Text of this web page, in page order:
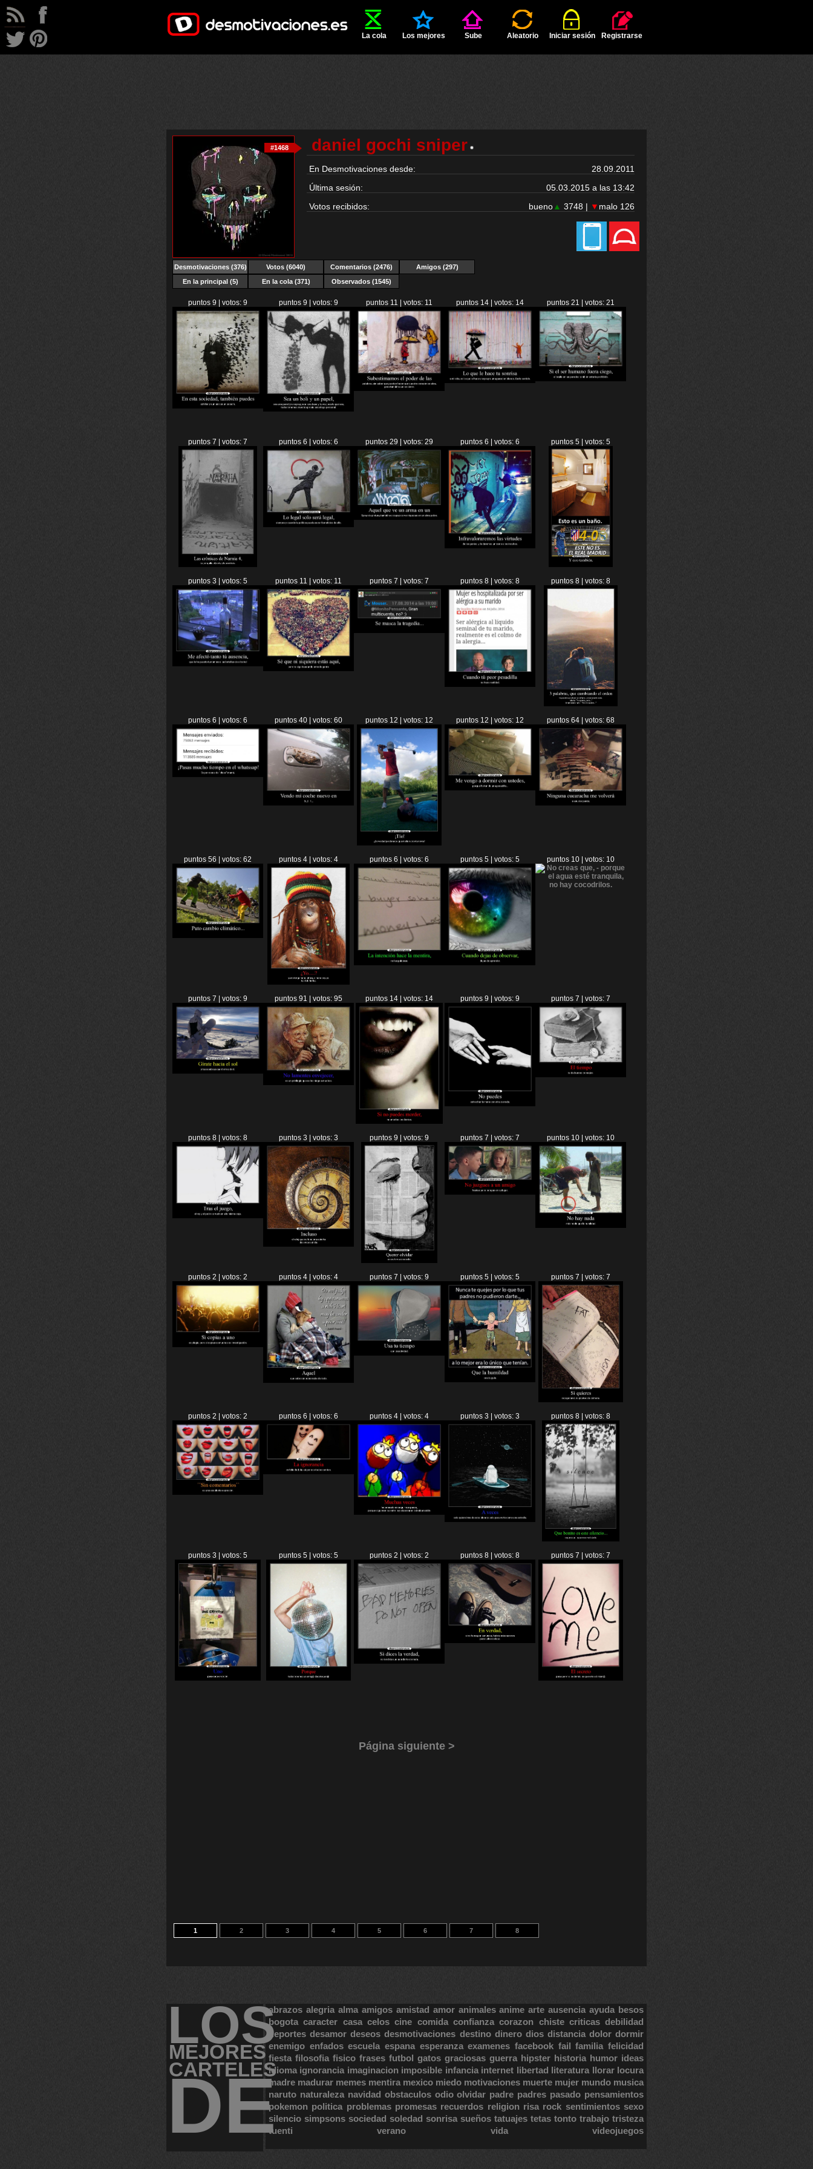
La cola Los mejores Sube Aleatorio Iniciar sesión Registrarse
#1468 daniel gochi sniper
En Desmotivaciones desde:
28.09.2011
Última sesión:
05.03.2015 a las 13:42
Votos recibidos:
bueno▲ 3748 | ▼ malo 126
Desmotivaciones(376) Votos (6040) Comentarios (2476)
Amigos (297)
En la principal (5)
En la cola (371) Observados (1545)
puntos 9 | votos: 9 puntos 9 | votos: 9 puntos 11 | votos: 11 puntos 14 | votos: 14 puntos 21 | votos: 21
puntos 7 | votos: 7 puntos 6 | votos: 6 puntos 29 | votos: 29 puntos 6 | votos: 6 puntos 5 | votos: 5
puntos 3 | votos: 5 puntos 11 | votos: 11 puntos 7 | votos: 7 puntos 8 | votos: 8 puntos 8 | votos: 8
puntos 6 | votos: 6 puntos 40 | votos: 60 puntos 12 | votos: 12 puntos 12 | votos: 12 puntos 64 | votos: 68
puntos 56 | votos: 62 puntos 4 | votos: 4 puntos 6 | votos: 6 puntos 5 | votos: 5 puntos 10 | votos: 10
puntos 7 | votos: 9 puntos 91 | votos: 95 puntos 14 | votos: 14 puntos 9 | votos: 9 puntos 7 | votos: 7
puntos 8 | votos: 8 puntos 3 | votos: 3 puntos 9 | votos: 9 puntos 7 | votos: 7 puntos 10 | votos: 10
puntos 2 | votos: 2 puntos 4 | votos: 4 puntos 7 | votos: 9 puntos 5 | votos: 5 puntos 7 | votos: 7
puntos 2 | votos: 2 puntos 6 | votos: 6 puntos 4 | votos: 4 puntos 3 | votos: 3 puntos 8 | votos: 8
puntos 3 | votos: 5 puntos 5 | votos: 5 puntos 2 | votos: 2 puntos 8 | votos: 8 puntos 7 | votos: 7
Página siguiente >
1 2 3 4 5 6 7 8
LOS
MEJORES
CARTELES
DE
abrazos alegria alma amigos amistad amor animales anime arte ausencia ayuda besos
bogota caracter casa celos cine comida confianza corazon chiste criticas debilidad
deportes desamor deseos desmotivaciones destino dinero dios distancia dolor dormir
enemigo enfados escuela espana esperanza examenes facebook fail familia felicidad
fiesta filosofia fisico frases futbol gatos graciosas guerra hipster historia humor ideas
idioma ignorancia imaginacion imposible infancia internet libertad literatura llorar locura
madre madurar memes mentira mexico miedo motivaciones muerte mujer mundo musica
naruto naturaleza navidad obstaculos odio olvidar padre padres pasado pensamientos
pokemon politica problemas promesas recuerdos religion risa rock sentimientos sexo
silencio simpsons sociedad soledad sonrisa sueños tatuajes tetas tonto trabajo tristeza
tuenti
verano vida videojuegos